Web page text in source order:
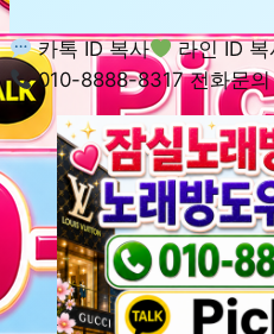
카톡 ID 복사 라인 ID 복
010-8888-8317 전화문의